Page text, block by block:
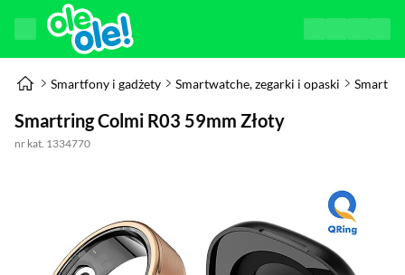
Smartfony i gadżety Smartwatche, zegarki i opaski Smart
Smartring Colmi R03 59mm Złoty
nr kat. 1334770